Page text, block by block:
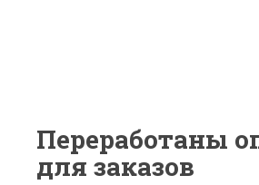
Переработаны
для заказов